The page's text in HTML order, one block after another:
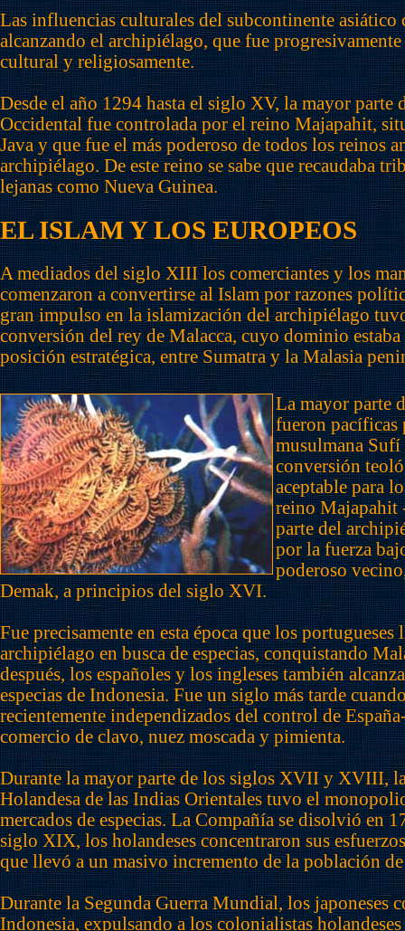
Las influencias culturales del subcontinente asiático
alcanzando el archipiélago, que fue
cultural y religiosamente.
Desde el año 1294 hasta el siglo XV, la mayor parte
Occidental fue controlada por el reino Majapahit,
Java y que fue el más poderoso de todos los reinos
archipiélago. De este reino se sabe que recaudaba
lejanas como Nueva Guinea.
EL ISLAM Y LOS EUROPEOS
A mediados del siglo XIII los comerciantes y los
comenzaron a convertirse al Islam por razones
gran impulso en la islamización del archipiélago
conversión del rey de Malacca, cuyo dominio estaba
posición estratégica, entre Sumatra y la Malasia
La mayor parte
fueron pacíficas
musulmana Sufí
conversión
aceptable para
reino Majapahit
parte del
por la fuerza
poderoso
Demak, a principios del siglo XVI.
Fue precisamente en esta época que los portugueses
archipiélago en busca de especias, conquistando
después, los españoles y los ingleses también
especias de Indonesia. Fue un siglo más tarde
recientemente independizados del control de
comercio de clavo, nuez moscada y pimienta.
Durante la mayor parte de los siglos XVII y XVIII,
Holandesa de las Indias Orientales tuvo el
mercados de especias. La Compañía se disolvió en
siglo XIX, los holandeses concentraron sus
que llevó a un masivo incremento de la población de
Durante la Segunda Guerra Mundial, los japoneses
Indonesia, expulsando a los colonialistas